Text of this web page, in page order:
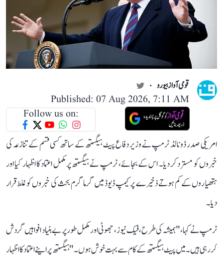
قومی آواز بیورو
Published: 07 Aug 2026, 7:11 AM
Follow us on:
امریکی صدر ڈونالڈ ٹرمپ نے وزیر دفاع پیٹ ہیگستھ کے ساتھ کسی قسم کے تنازعہ کی
خبروں کو مسترد کر دیا۔ اس کے بجائے، ٹرمپ نے ہیگستھ پر مکمل اعتماد کا اظہار کیا اور
ہتھیاروں کے کم ہوتے ذخیرے پر کیمپ ڈیوڈ میں گرما گرم بحث کی خبروں کو غلط قرار
دیا۔
ٹرمپ نے کہا، "ہمیشہ کی طرح، فیک نیوز ، جھوٹی اور مکمل طور پر بے بنیاد افواہیں گردش
کر رہی ہیں۔ میں پیٹ ہیگستھ کے کام سے بہت خوش ہوں۔" ہیگستھ پر اپنے اعتماد کا اظہار